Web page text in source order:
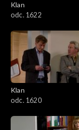
Klan
odc. 1622
Klan
odc. 1620